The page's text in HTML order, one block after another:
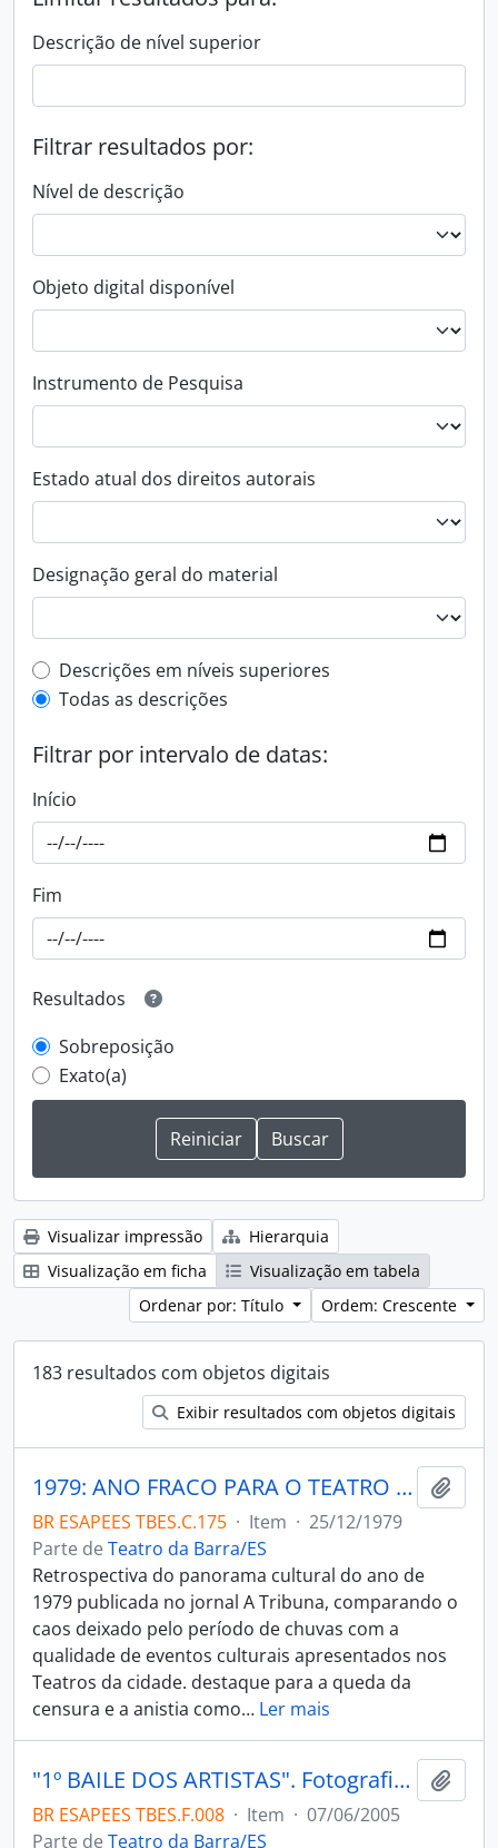
Descrição de nível superior
Filtrar resultados por:
Nível de descrição
Objeto digital disponível
Instrumento de Pesquisa
Estado atual dos direitos autorais
Designação geral do material
Filtro de descrição de nível superior
Descrições em níveis superiores
Todas as descrições
Filtrar por intervalo de datas:
Início
Fim
Resultados
Sobreposição
Exato(a)
Visualizar impressão
Hierarquia
Visualização em ficha
Visualização em tabela
Ordenar por: Título
Ordem: Crescente
183 resultados com objetos digitais
Exibir resultados com objetos digitais
1979: ANO FRACO PARA O TEATRO E BOM PARA O CINEMA
BR ESAPEES TBES.C.175 · Item · 25/12/1979
Parte de Teatro da Barra/ES
Retrospectiva do panorama cultural do ano de
1979 publicada no jornal A Tribuna, comparando o
caos deixado pelo período de chuvas com a
qualidade de eventos culturais apresentados nos
Teatros da cidade. destaque para a queda da
censura e a anistia como… Ler mais
"1º BAILE DOS ARTISTAS". Fotografia de confraternização entre os artistas durante o 1º baile dos artistas, identificados na fotografia Glecy Coutinho (Secretaria de Cultura), Paulo DePaula e Luiz Claudio Gobbi.
BR ESAPEES TBES.F.008 · Item · 07/06/2005
Parte de Teatro da Barra/ES